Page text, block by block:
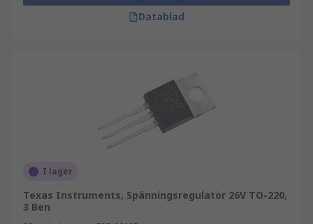
Datablad
I lager
Texas Instruments, Spänningsregulator 26V TO-220,
3 Ben